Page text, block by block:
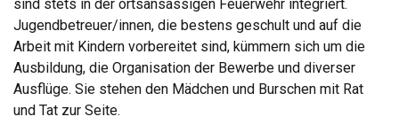
sind stets in der ortsansässigen Feuerwehr integriert.
Jugendbetreuer/innen, die bestens geschult und auf die
Arbeit mit Kindern vorbereitet sind, kümmern sich um die
Ausbildung, die Organisation der Bewerbe und diverser
Ausflüge. Sie stehen den Mädchen und Burschen mit Rat
und Tat zur Seite.